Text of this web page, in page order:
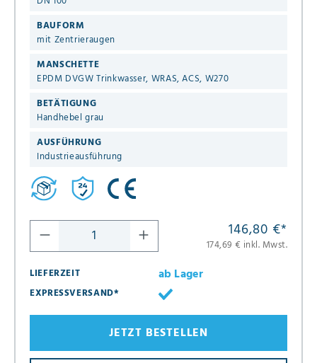
BAUFORM
mit Zentrieraugen
MANSCHETTE
EPDM DVGW Trinkwasser, WRAS, ACS, W270
BETÄTIGUNG
Handhebel grau
AUSFÜHRUNG
Industrieausführung
146,80 €*
174,69 € inkl. Mwst.
LIEFERZEIT
ab Lager
EXPRESSVERSAND*
JETZT BESTELLEN